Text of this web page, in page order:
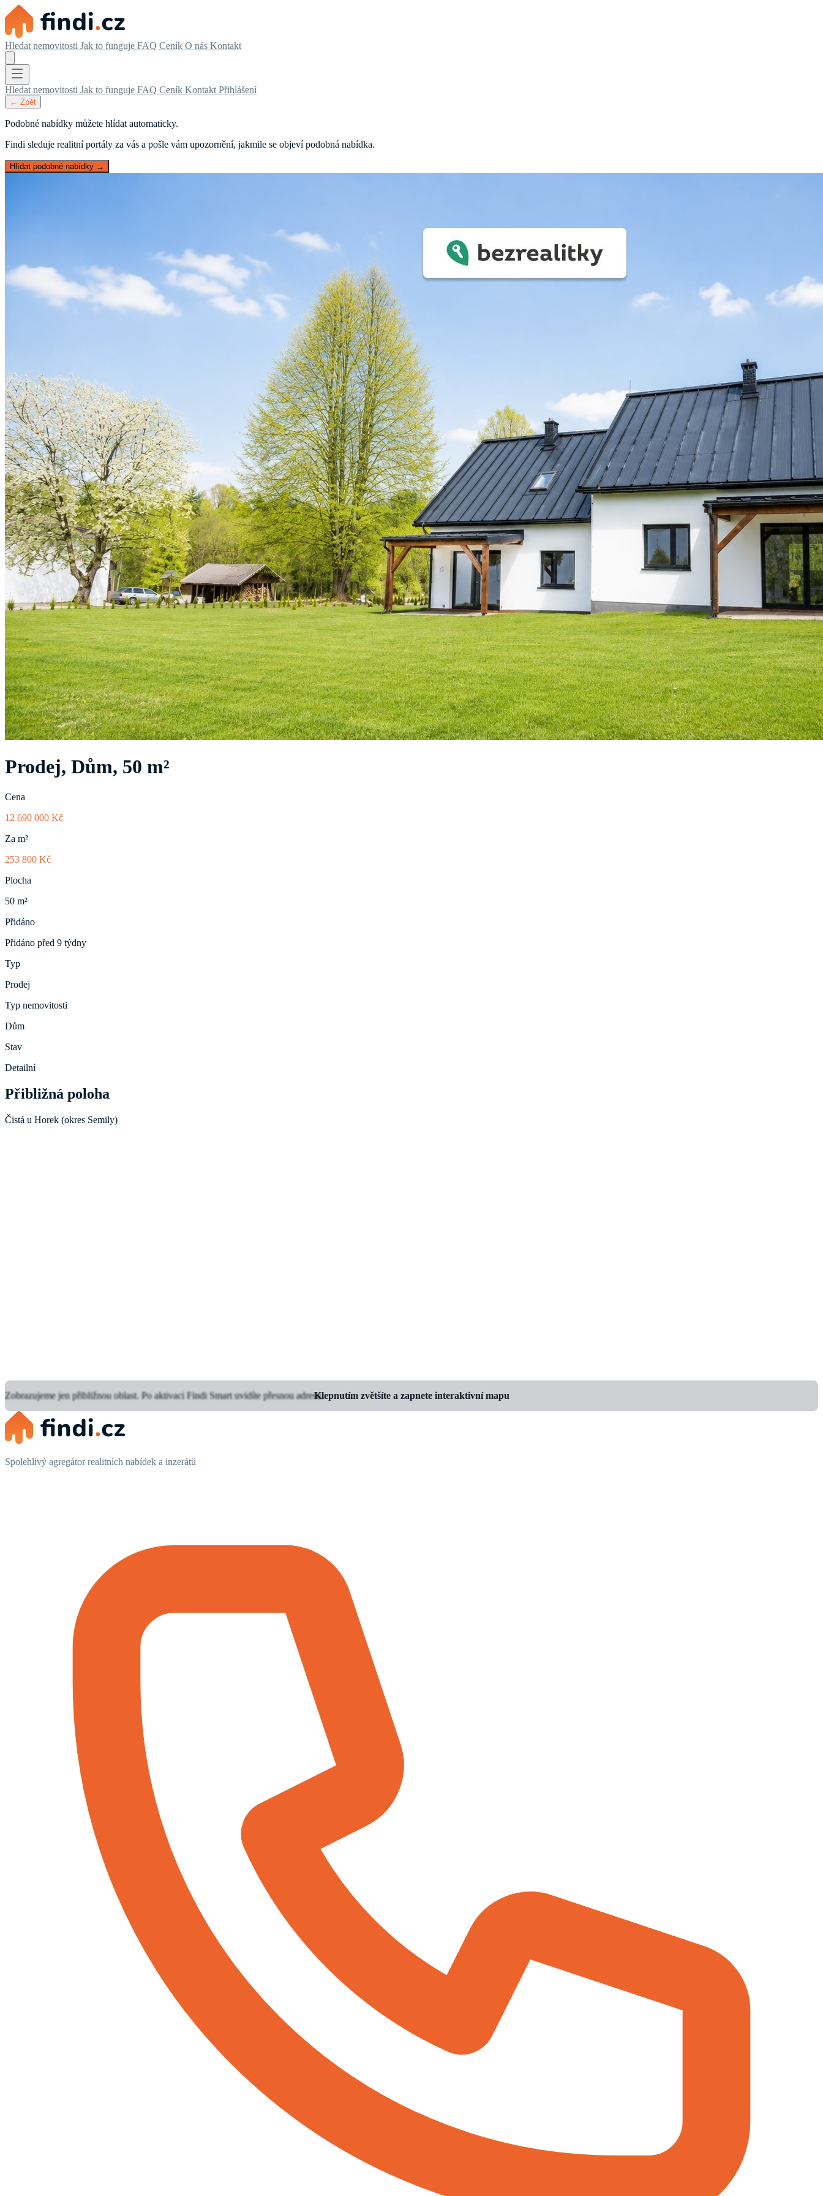
Hledat nemovitosti Jak to funguje FAQ Ceník O nás Kontakt
Hledat nemovitosti Jak to funguje FAQ Ceník Kontakt Přihlášení
← Zpět
Podobné nabídky můžete hlídat automaticky.
Findi sleduje realitní portály za vás a pošle vám upozornění, jakmile se objeví podobná nabídka.
Hlídat podobné nabídky →
Prodej, Dům, 50 m²
Cena
12 690 000 Kč
Za m²
253 800 Kč
Plocha
50 m²
Přidáno
Přidáno před 9 týdny
Typ
Prodej
Typ nemovitosti
Dům
Stav
Detailní
Přibližná poloha
Čistá u Horek (okres Semily)
Klepnutím zvětšíte a zapnete interaktivní mapu
Zobrazujeme jen přibližnou oblast. Po aktivaci Findi Smart uvidíte přesnou adresu.
Spolehlivý agregátor realitních nabídek a inzerátů